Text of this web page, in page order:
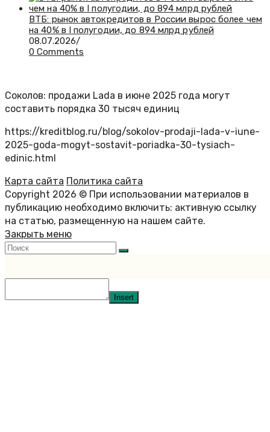
ВТБ: рынок автокредитов в России вырос более чем
на 40% в I полугодии, до 894 млрд рублей
08.07.2026/
0 Comments
Соколов: продажи Lada в июне 2025 года могут
составить порядка 30 тысяч единиц
https://kreditblog.ru/blog/sokolov-prodaji-lada-v-iune-
2025-goda-mogyt-sostavit-poriadka-30-tysiach-
edinic.html
Карта сайта Политика сайта
Copyright 2026 © При использовании материалов в
публикацию необходимо включить: активную ссылку
на статью, размещенную на нашем сайте.
Закрыть меню
Insert